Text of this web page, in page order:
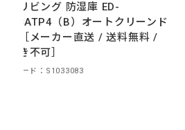
東洋リビング 防湿庫 ED-
120CATP4（B）オートクリーンド
ライ［メーカー直送 / 送料無料 /
代引き不可］
商品コード：S1033083